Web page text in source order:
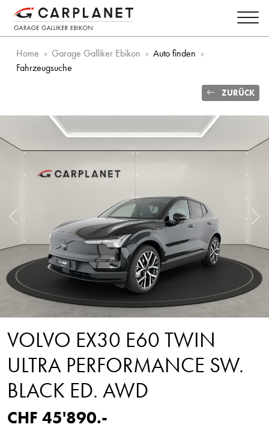
Home Garage Galliker Ebikon
Auto finden
Fahrzeugsuche
ZURÜCK
Vorheriges Bild
VOLVO EX30 E60 TWIN
ULTRA PERFORMANCE SW.
BLACK ED. AWD
CHF 45'890.-